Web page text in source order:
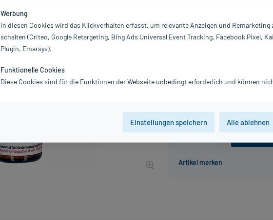
inkl. MwSt. zzgl. Versandkosten
PZN:
Hersteller:
Werbung
In diesen Cookies wird das Klickverhalten erfasst, um relevante Anzeigen und Remarketing
schalten (Criteo, Google Retargeting, Bing Ads Universal Event Tracking, Facebook Pixel,
Plugin, Emarsys).
Funktionelle Cookies
Diese Cookies sind für die Funktionen der Webseite unbedingt erforderlich und können
Einstellungen speichern Alle ablehnen